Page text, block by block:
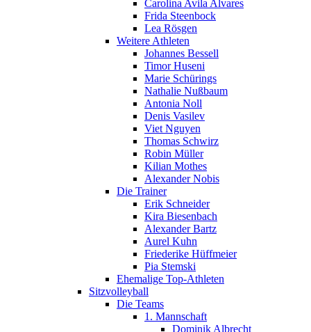
Carolina Avila Alvares
Frida Steenbock
Lea Rösgen
Weitere Athleten
Johannes Bessell
Timor Huseni
Marie Schürings
Nathalie Nußbaum
Antonia Noll
Denis Vasilev
Viet Nguyen
Thomas Schwirz
Robin Müller
Kilian Mothes
Alexander Nobis
Die Trainer
Erik Schneider
Kira Biesenbach
Alexander Bartz
Aurel Kuhn
Friederike Hüffmeier
Pia Stemski
Ehemalige Top-Athleten
Sitzvolleyball
Die Teams
1. Mannschaft
Dominik Albrecht